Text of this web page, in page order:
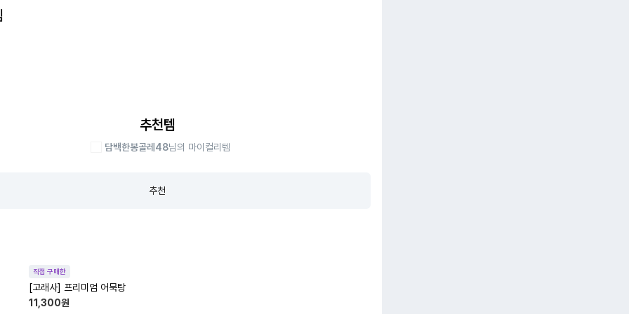
추천템
담백한봉골레48님의 마이컬리템
추천
직접 구매한
[고래사] 프리미엄 어묵탕
11,300원